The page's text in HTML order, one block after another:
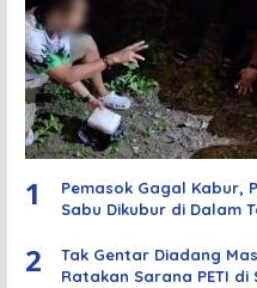
1
Pemasok Gagal Kabur,
Sabu Dikubur di Dalam
2
Tak Gentar Diadang
Ratakan Sarana PETI di